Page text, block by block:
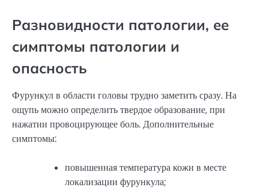
Разновидности патологии, ее
симптомы патологии и
опасность
Фурункул в области головы трудно заметить сразу. На
ощупь можно определить твердое образование, при
нажатии провоцирующее боль. Дополнительные
симптомы:
повышенная температура кожи в месте
локализации фурункула;